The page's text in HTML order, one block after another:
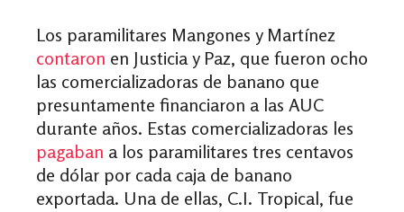
Los paramilitares Mangones y Martínez
contaron en Justicia y Paz, que fueron ocho
las comercializadoras de banano que
presuntamente financiaron a las AUC
durante años. Estas comercializadoras les
pagaban a los paramilitares tres centavos
de dólar por cada caja de banano
exportada. Una de ellas, C.I. Tropical, fue